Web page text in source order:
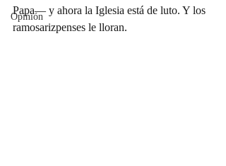
Opinión
Papa— y ahora la Iglesia está de luto. Y los
ramosarizpenses le lloran.